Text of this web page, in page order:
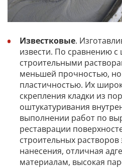
Известковые.
извести. По сравнению
строительными
меньшей прочностью,
пластичностью. Их
скрепления кладки из
оштукатуривания
выполнении работ по
реставрации
строительных
нанесения, отличная
материалам, высокая